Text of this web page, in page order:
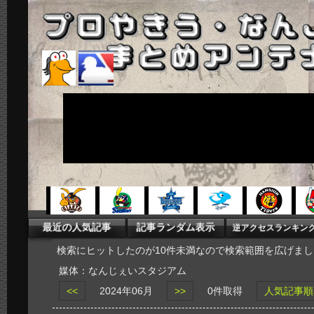
検索にヒットしたのが10件未満なので検索範囲を広げま
媒体：なんじぇいスタジアム
<<
2024年06月 >> 0件取得 人気記事